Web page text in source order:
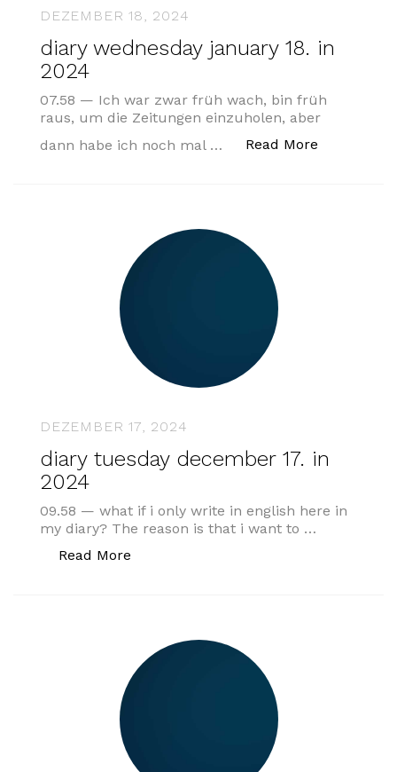
DEZEMBER 18, 2024
diary wednesday january 18. in
2024
07.58 — Ich war zwar früh wach, bin früh
raus, um die Zeitungen einzuholen, aber
dann habe ich noch mal …
Read More
DEZEMBER 17, 2024
diary tuesday december 17. in
2024
09.58 — what if i only write in english here in
my diary? The reason is that i want to …
Read More